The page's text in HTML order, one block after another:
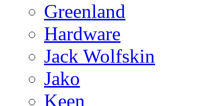
Greenland
Hardware
Jack Wolfskin
Jako
Keen